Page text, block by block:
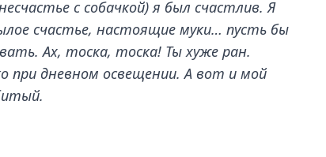
с собачкой) я был счастлив. Я
счастье, настоящие муки… пусть бы
Ах, тоска, тоска! Ты хуже ран.
дневном освещении. А вот и мой